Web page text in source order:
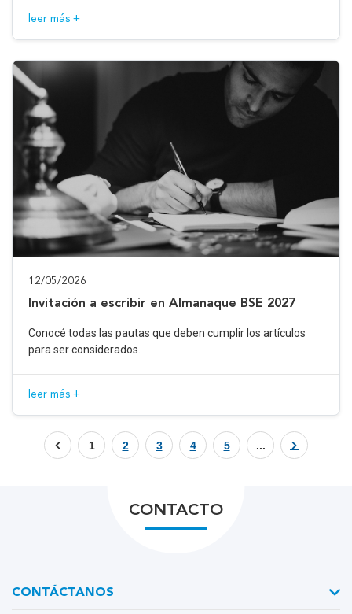
leer más +
12/05/2026
Invitación a escribir en Almanaque BSE 2027
Conocé todas las pautas que deben cumplir los artículos
para ser considerados.
leer más +
1 2 3 4 5 ...
CONTACTO
CONTÁCTANOS